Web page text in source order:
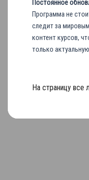
Постоянное
Программа не
следит за
контент курсов,
только
На страницу все